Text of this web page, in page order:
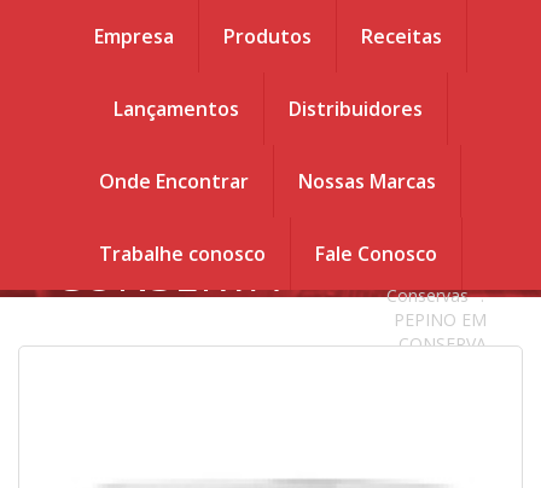
Empresa Produtos Receitas
Lançamentos Distribuidores
Onde Encontrar Nossas Marcas
Trabalhe conosco Fale Conosco
PEPINO
CONSERVA
PEPINO EM
300 gr
Conservas .
PEPINO EM
CONSERVA